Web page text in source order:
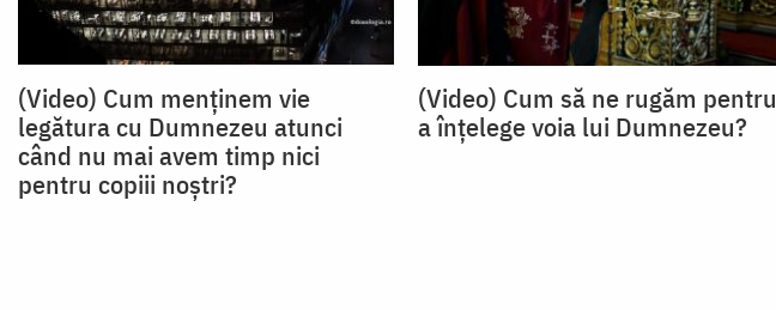
(Video) Cum menținem vie
legătura cu Dumnezeu atunci
când nu mai avem timp nici
pentru copiii noștri?
(Video) Cum să ne rugăm pentru
a înțelege voia lui Dumnezeu?